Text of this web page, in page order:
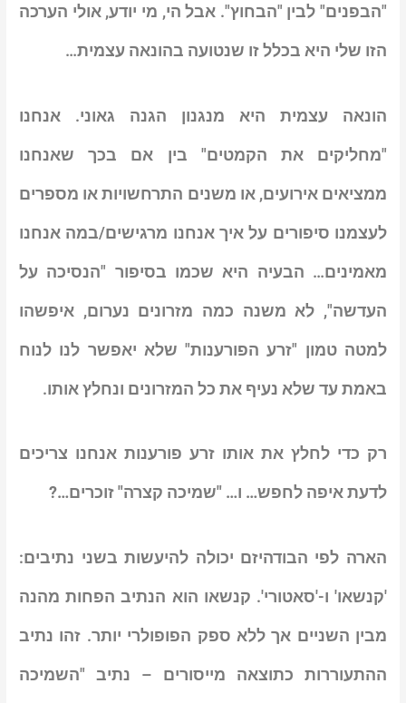
"הבפנים" לבין "הבחוץ". אבל הי, מי יודע, אולי הערכה
הזו שלי היא בכלל זו שנטועה בהונאה עצמית…
הונאה עצמית היא מנגנון הגנה גאוני. אנחנו
"מחליקים את הקמטים" בין אם בכך שאנחנו
ממציאים אירועים, או משנים התרחשויות או מספרים
לעצמנו סיפורים על איך אנחנו מרגישים/במה אנחנו
מאמינים… הבעיה היא שכמו בסיפור "הנסיכה על
העדשה", לא משנה כמה מזרונים נערום, איפשהו
למטה טמון "זרע הפורענות" שלא יאפשר לנו לנוח
באמת עד שלא נעיף את כל המזרונים ונחלץ אותו.
רק כדי לחלץ את אותו זרע פורענות אנחנו צריכים
לדעת איפה לחפש… ו… "שמיכה קצרה" זוכרים…?
הארה לפי הבודהיזם יכולה להיעשות בשני נתיבים:
'קנשאו' ו-'סאטורי'. קנשאו הוא הנתיב הפחות מהנה
מבין השניים אך ללא ספק הפופולרי יותר. זהו נתיב
ההתעוררות כתוצאה מייסורים – נתיב "השמיכה